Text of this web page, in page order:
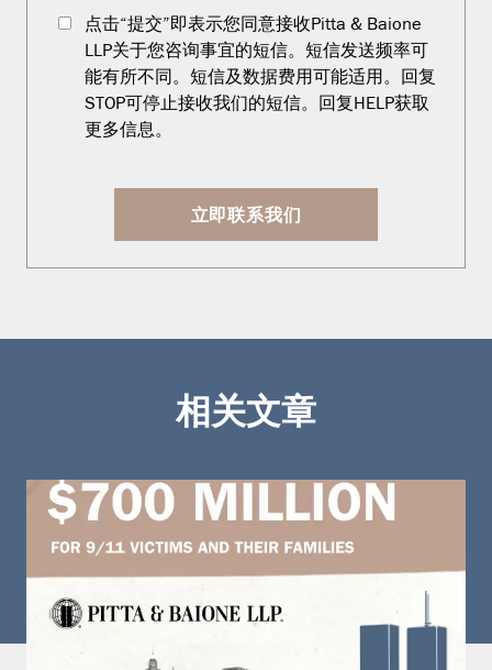
点击“提交”即表示您同意接收Pitta & Baione
LLP关于您咨询事宜的短信。短信发送频率可
能有所不同。短信及数据费用可能适用。回复
STOP可停止接收我们的短信。回复HELP获取
更多信息。
立即联系我们
相关文章